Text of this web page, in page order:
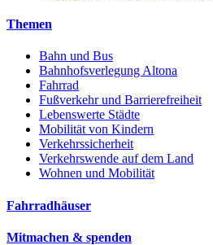
Themen
Bahn und Bus
Bahnhofsverlegung Altona
Fahrrad
Fußverkehr und Barrierefreiheit
Lebenswerte Städte
Mobilität von Kindern
Verkehrssicherheit
Verkehrswende auf dem Land
Wohnen und Mobilität
Fahrradhäuser
Mitmachen & spenden